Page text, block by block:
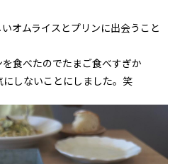
オムライスとプリンに出会うこと
食べたのでたまご食べすぎか
しないことにしました。笑